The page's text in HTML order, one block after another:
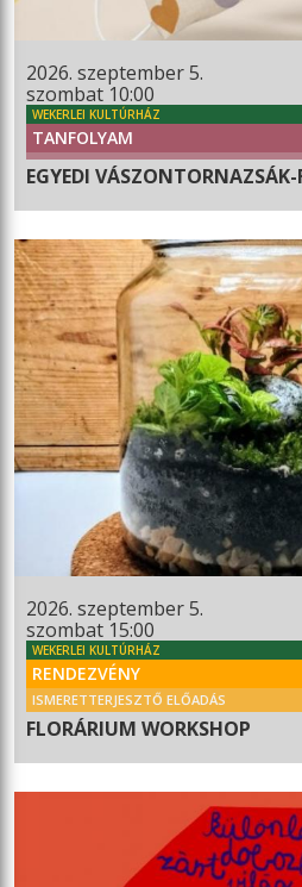
2026. szeptember 5.
szombat 10:00
WEKERLEI KULTÚRHÁZ
TANFOLYAM
EGYEDI
2026. szeptember 5.
szombat 15:00
WEKERLEI KULTÚRHÁZ
RENDEZVÉNY
ISMERETTERJESZTŐ ELŐADÁS
FLORÁRIUM WORKSHOP